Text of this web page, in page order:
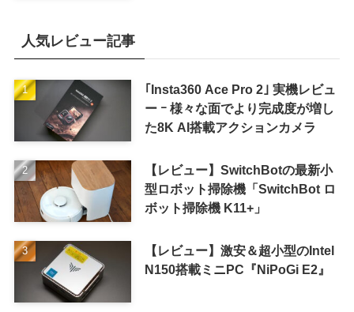
人気レビュー記事
｢Insta360 Ace Pro 2｣ 実機レビュ
ー ｰ 様々な面でより完成度が増し
た8K AI搭載アクションカメラ
【レビュー】SwitchBotの最新小
型ロボット掃除機「SwitchBot ロ
ボット掃除機 K11+」
【レビュー】激安＆超小型のIntel
N150搭載ミニPC『NiPoGi E2』